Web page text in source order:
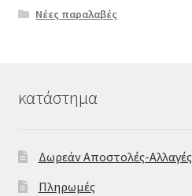
Νέες παραλαβές
κατάστημα
Δωρεάν Αποστολές-Αλλαγές
Πληρωμές